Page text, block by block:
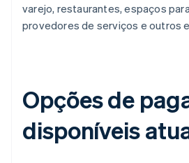
varejo, restaurantes, espaços
provedores de serviços e outros
Opções de
disponíveis